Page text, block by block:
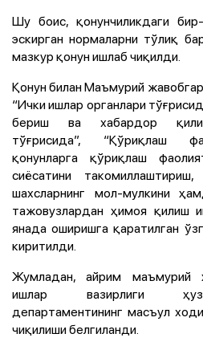
Шу боис, қонунчиликдаги
эскирган нормаларни тўлиқ
мазкур қонун ишлаб чиқилди.
Қонун билан Маъмурий
“Ички ишлар органлари
бериш ва хабардор
тўғрисида”, “Қўриқлаш
қонунларга қўриқлаш
сиёсатини
шахсларнинг мол-мулкини
тажовузлардан ҳимоя қилиш
янада оширишга қаратилган
киритилди.
Жумладан, айрим маъмурий
ишлар вазирлиги
департаментининг масъул
чиқилиши белгиланди.